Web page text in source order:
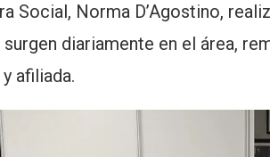
Social, Norma D’Agostino,
diariamente en el área,
afiliada.